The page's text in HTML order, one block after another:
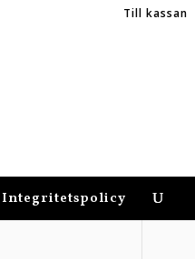
Till kassan
Integritetspolicy